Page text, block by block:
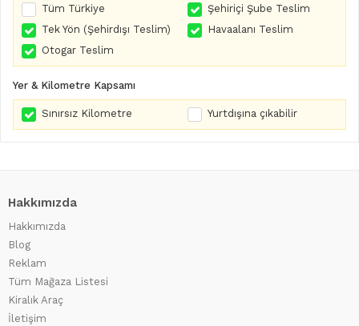
Tüm Türkiye
Şehiriçi Şube Teslim
Tek Yön (Şehirdışı Teslim)
Havaalanı Teslim
Otogar Teslim
Yer & Kilometre Kapsamı
Sınırsız Kilometre Yurtdışına çıkabilir
Hakkımızda
Hakkımızda
Blog
Reklam
Tüm Mağaza Listesi
Kiralık Araç
İletişim